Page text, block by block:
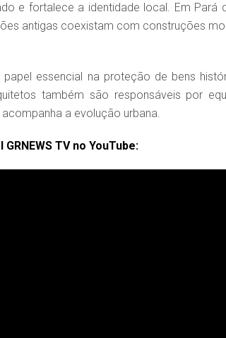
e fortalece a identidade local. Em Pará
antigas coexistam com construções
essencial na proteção de bens
também são responsáveis por
a evolução urbana.
TV no YouTube: